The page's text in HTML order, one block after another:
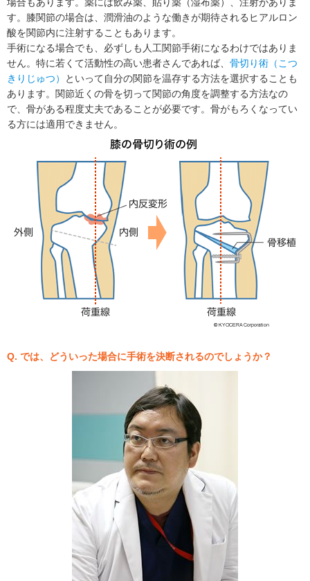
す。膝関節の場合は、潤滑油のような働きが期待されるヒアルロン
酸を関節内に注射することもあります。
手術になる場合でも、必ずしも人工関節手術になるわけではありま
せん。特に若くて活動性の高い患者さんであれば、 骨切り術（こつ
きりじゅつ）
といって自分の関節を温存する方法を選択することも
あります。関節近くの骨を切って関節の角度を調整する方法なの
で、骨がある程度丈夫であることが必要です。骨がもろくなってい
る方には適用できません。
Q. では、どういった場合に手術を決断されるのでしょうか？